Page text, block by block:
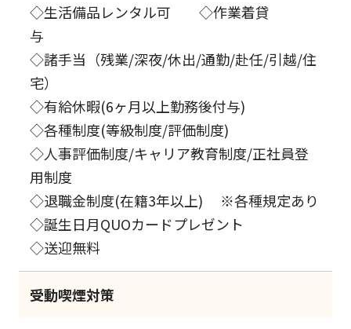
◇生活備品レンタル可 ◇作業着貸
与
◇諸手当（残業/深夜/休出/通勤/赴任/引越/住
宅）
◇有給休暇(6ヶ月以上勤務後付与)
◇各種制度(等級制度/評価制度)
◇人事評価制度/キャリア教育制度/正社員登
用制度
◇退職金制度(在籍3年以上) ※各種規定あり
◇誕生日月QUOカードプレゼント
◇送迎無料
受動喫煙対策